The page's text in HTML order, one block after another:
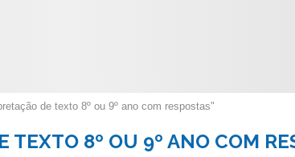
de texto 8º ou 9º ano com respostas"
TEXTO 8º OU 9º ANO COM